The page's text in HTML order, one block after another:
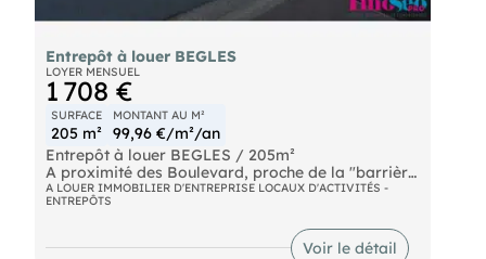
Entrepôt à louer BEGLES
LOYER MENSUEL
1 708 €
SURFACE
205 m²
MONTANT AU M²
99,96 €/m²/an
Entrepôt à louer BEGLES / 205m²
A proximité des Boulevard, proche de la "barrière
de Bègles" et à 200 mètres de l'arrêt de tram,
entrepôt à louer d'env. 205m² de surface au sol
équipé d'une porte sectionnelle 3,50X 3.00m.,
HSPmax 4 mètres et HSP min 2.90m.
A LOUER IMMOBILIER D'ENTREPRISE LOCAUX D'ACTIVITÉS -
ENTREPÔTS
Voir le détail